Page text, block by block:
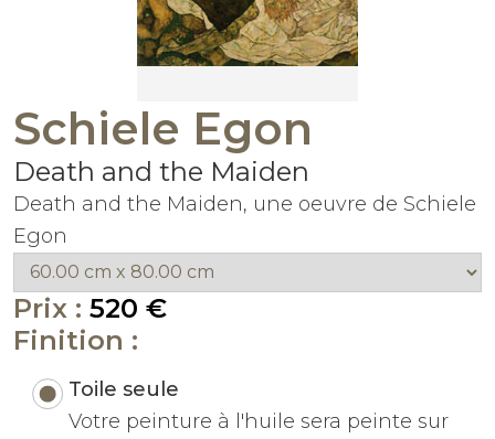
Schiele Egon
Death and the Maiden
Death and the Maiden, une oeuvre de Schiele
Egon
Prix : 520 €
Finition :
Toile seule
Votre peinture à l'huile sera peinte sur